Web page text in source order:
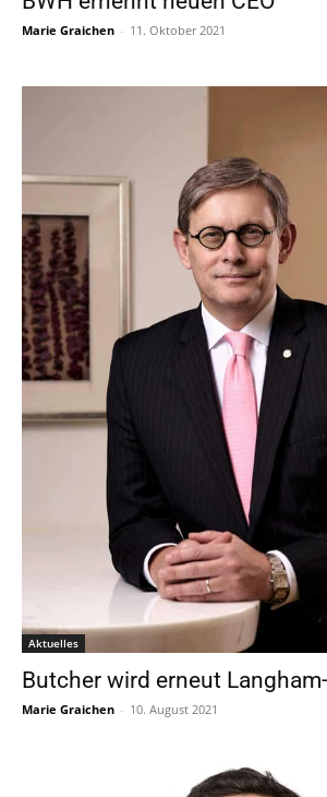
Marie Graichen - 11. Oktober 2021
Aktuelles
Butcher wird erneut
Marie Graichen - 10. August 2021